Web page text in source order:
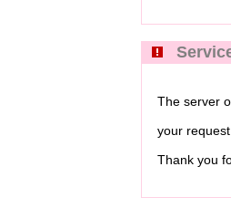
The server
your request
Thank you